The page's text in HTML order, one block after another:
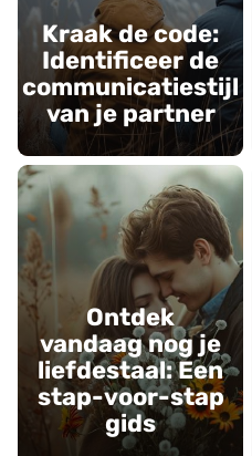
Kraak de code:
Identificeer de
communicatiestijl
van je partner
Ontdek
vandaag nog je
liefdestaal: Een
stap-voor-stap
gids